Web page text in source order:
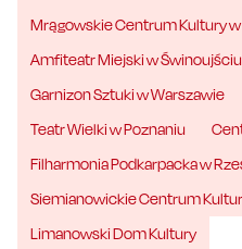
Mrągowskie Centrum Kultury
Amfiteatr Miejski w Świnoujściu
Garnizon Sztuki w Warszawie
Teatr Wielki w Poznaniu
Filharmonia Podkarpacka w
Siemianowickie Centrum
Limanowski Dom Kultury